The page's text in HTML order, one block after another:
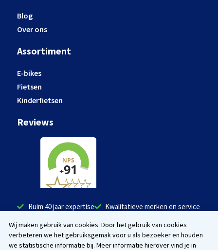
Blog
Over ons
Assortiment
E-bikes
Fietsen
Kinderfietsen
Reviews
Ruim 40 jaar expertise
Kwalitatieve merken en service
Instagram
Wij maken gebruik van cookies. Door het gebruik van cookies
verbeteren we het gebruiksgemak voor u als bezoeker en houden
we statistische informatie bij. Meer informatie hierover vind je in